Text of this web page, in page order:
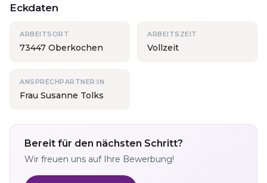
Eckdaten
ARBEITSORT
73447 Oberkochen
ARBEITSZEIT
Vollzeit
ANSPRECHPARTNER:IN
Frau Susanne Tolks
Bereit für den nächsten Schritt?
Wir freuen uns auf Ihre Bewerbung!